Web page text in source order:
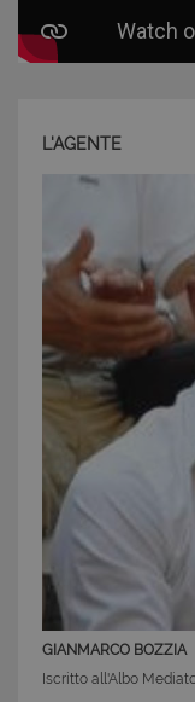
L'AGENTE
GIANMARCO BOZZIA
Iscritto all'Albo